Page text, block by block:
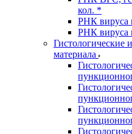
кол. *
РНК вируса
РНК вируса
Гистологические
материала